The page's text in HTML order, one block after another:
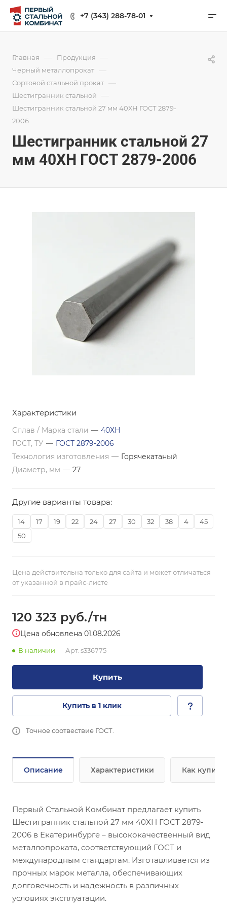
+7 (343) 288-78-01
Главная — Продукция —
Черный металлопрокат —
Сортовой стальной прокат —
Шестигранник стальной —
Шестигранник стальной 27 мм 40ХН ГОСТ 2879-
2006
Шестигранник стальной 27
мм 40ХН ГОСТ 2879-2006
Характеристики
Сплав / Марка стали — 40ХН
ГОСТ, ТУ — ГОСТ 2879-2006
Технология изготовления — Горячекатаный
Диаметр, мм — 27
Другие варианты товара:
14 17 19 22 24 27 30 32 38 4
45
50
Цена действительна только для сайта и может отличаться
от указанной в прайс-листе
120 323 руб./тн
Цена обновлена 01.08.2026
В наличии Арт. s336775
Купить
Купить в 1 клик
Точное соотвествие ГОСТ.
Описание Характеристики Как купить
Первый Стальной Комбинат предлагает купить
Шестигранник стальной 27 мм 40ХН ГОСТ 2879-
2006 в Екатеринбурге – высококачественный вид
металлопроката, соответствующий ГОСТ и
международным стандартам. Изготавливается из
прочных марок металла, обеспечивающих
долговечность и надежность в различных
условиях эксплуатации.